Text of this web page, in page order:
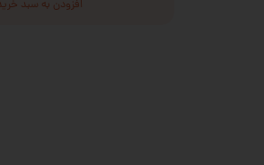
افزودن به سبد